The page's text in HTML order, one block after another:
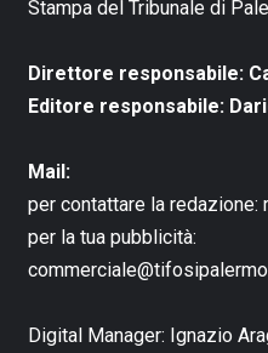
Stampa del Tribunale di
Direttore responsabile:
Editore responsabile:
Mail:
per contattare la redazione:
per la tua pubblicità:
Digital Manager: Ignazio